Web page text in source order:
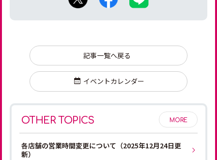
記事一覧へ戻る
イベントカレンダー
OTHER TOPICS MORE
各店舗の営業時間変更について（2025年12月24日更
新）